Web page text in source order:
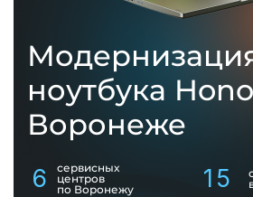
ноутбука
Воронеже
6
сервисных
центров
по Воронежу
15